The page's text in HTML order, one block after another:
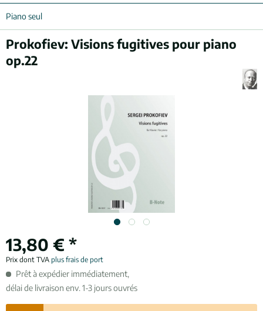
Piano seul
Prokofiev: Visions fugitives pour piano
op.22
13,80 € *
Prix dont TVA plus frais de port
Prêt à expédier immédiatement,
délai de livraison env. 1-3 jours ouvrés